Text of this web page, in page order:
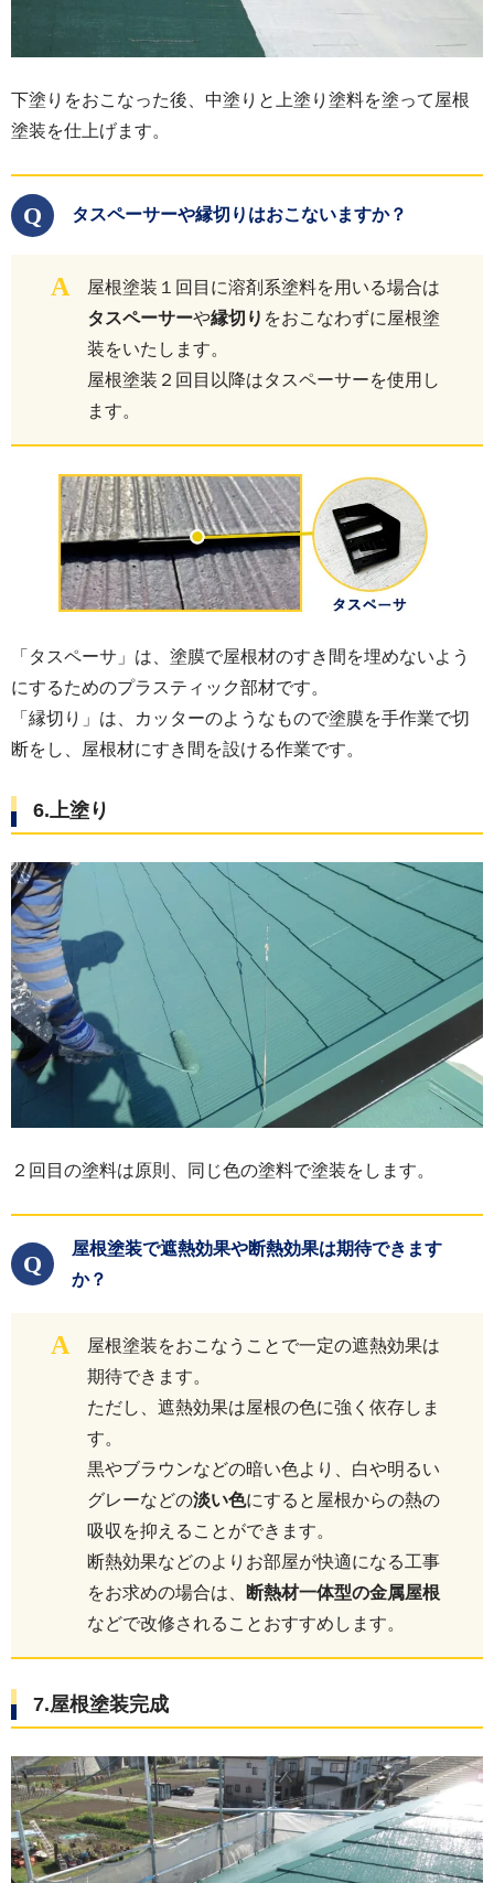
下塗りをおこなった後、中塗りと上塗り塗料を塗って屋根
塗装を仕上げます。
Q タスペーサーや縁切りはおこないますか？
A
屋根塗装１回目に溶剤系塗料を用いる場合は
タスペーサーや縁切り をおこなわずに屋根塗
装をいたします。
屋根塗装２回目以降はタスペーサーを使用し
ます。
「タスペーサ」は、塗膜で屋根材のすき間を埋めないよう
にするためのプラスティック部材です。
「縁切り」は、カッターのようなもので塗膜を手作業で切
断をし、屋根材にすき間を設ける作業です。
6.上塗り
２回目の塗料は原則、同じ色の塗料で塗装をします。
Q
屋根塗装で遮熱効果や断熱効果は期待できます
か？
A
屋根塗装をおこなうことで一定の遮熱効果は
期待できます。
ただし、遮熱効果は屋根の色に強く依存しま
す。
黒やブラウンなどの暗い色より、白や明るい
グレーなどの淡い色にすると屋根からの熱の
吸収を抑えることができます。
断熱効果などのよりお部屋が快適になる工事
をお求めの場合は、
断熱材一体型の金属屋根
などで改修されることおすすめします。
7.屋根塗装完成